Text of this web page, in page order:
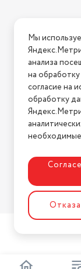
2026 ©
Мы
анализа
на
согласие на
обработку